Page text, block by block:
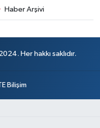
Haber Arşivi
Her hakkı saklıdır.
Bilişim